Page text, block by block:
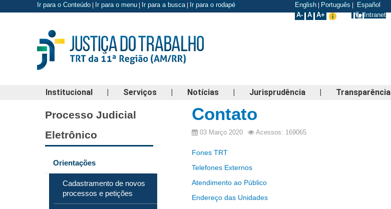
Ir para o Conteúdo Ir para o menu Ir para a busca| Ir para o rodapé English Português
Español
A- A A+ Intranet
Institucional | Serviços | Notícias | Jurisprudência | Transparência
Contato
03 Março 2020 Acessos: 169065
Fones TRT
Telefones Externos
Atendimento ao Público
Endereço das Unidades
Processo Judicial
Eletrônico
Orientações
Cadastramento de novos
processos e petições